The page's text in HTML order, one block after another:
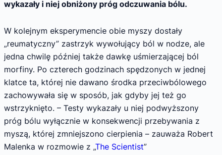
wykazały i niej obniżony próg odczuwania bólu.
W kolejnym eksperymencie obie myszy dostały
„reumatyczny” zastrzyk wywołujący ból w nodze, ale
jedna chwilę później także dawkę uśmierzającej ból
morfiny. Po czterech godzinach spędzonych w jednej
klatce ta, której nie dawano środka przeciwbólowego
zachowywała się w sposób, jak gdyby jej też go
wstrzyknięto. – Testy wykazały u niej podwyższony
próg bólu wyłącznie w konsekwencji przebywania z
myszą, której zmniejszono cierpienia – zauważa Robert
Malenka w rozmowie z „The Scientist”